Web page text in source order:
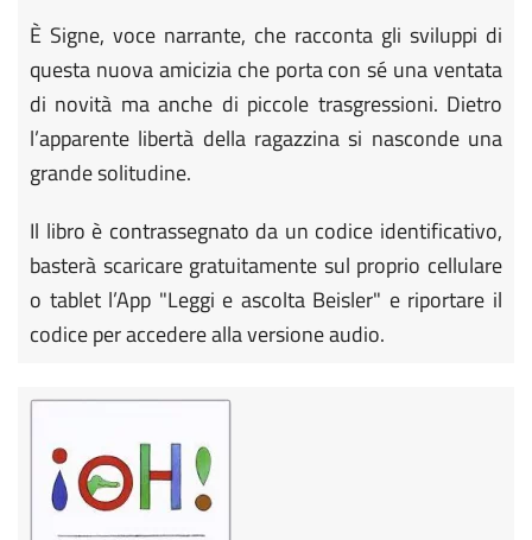
È Signe, voce narrante, che racconta gli sviluppi di
questa nuova amicizia che porta con sé una ventata
di novità ma anche di piccole trasgressioni. Dietro
l’apparente libertà della ragazzina si nasconde una
grande solitudine.
Il libro è contrassegnato da un codice identificativo,
basterà scaricare gratuitamente sul proprio cellulare
o tablet l’App "Leggi e ascolta Beisler" e riportare il
codice per accedere alla versione audio.